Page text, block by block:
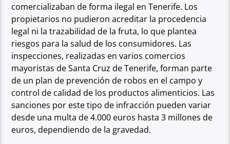
comercializaban deforma ilegal en Tenerife. Los
propietarios no pudieron acreditar la procedencia
legal ni la trazabilidad de la fruta, lo que plantea
riesgos para la salud de los consumidores. Las
inspecciones, realizadas en varios comercios
mayoristas deSanta Cruz de Tenerife, forman parte
de un plan de prevención de robos en el campo y
control de calidad de los productos alimenticios. Las
sanciones por este tipode infracción pueden variar
desde una multa de 4.000 euros hasta 3 millones de
euros, dependiendo de la gravedad.